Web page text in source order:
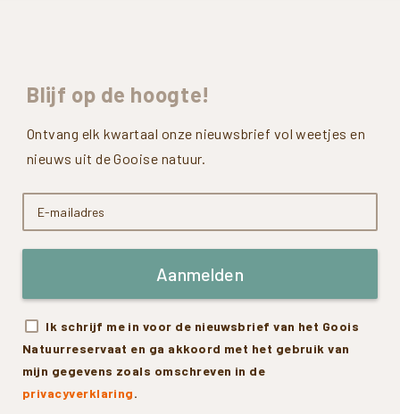
Blijf op de hoogte!
Ontvang elk kwartaal onze nieuwsbrief vol weetjes en
nieuws uit de Gooise natuur.
Aanmelden
Ik schrijf me in voor de nieuwsbrief van het Goois
Natuurreservaat en ga akkoord met het gebruik van
mijn gegevens zoals omschreven in de
privacyverklaring.